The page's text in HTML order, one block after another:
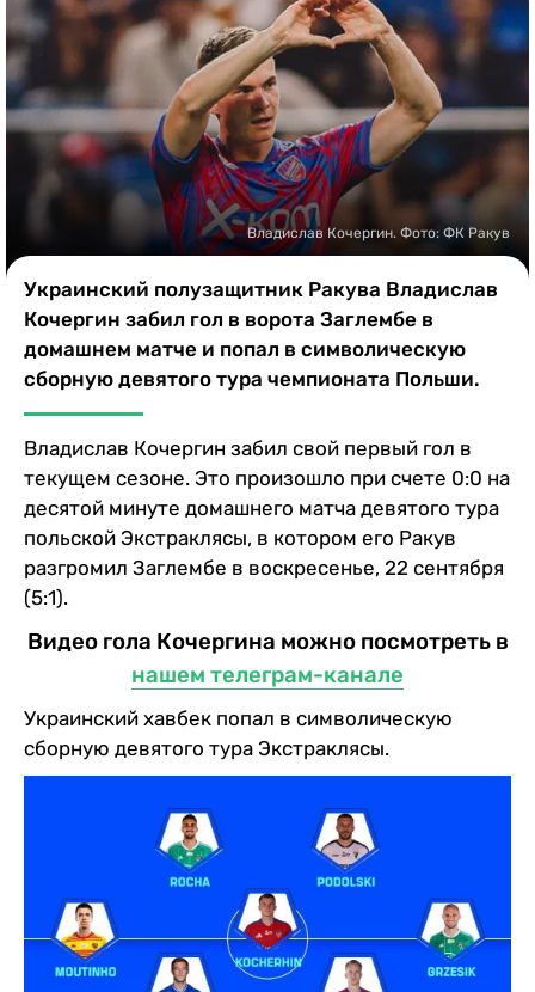
ЧЕ-2028
Букмекеры
Казино
Владислав Кочергин. Фото: ФК Ракув
Украинский полузащитник Ракува Владислав
Кочергин забил гол в ворота Заглембе в
домашнем матче и попал в символическую
сборную девятого тура чемпионата Польши.
Владислав Кочергин забил свой первый гол в
текущем сезоне. Это произошло при счете 0:0 на
десятой минуте домашнего матча девятого тура
польской Экстраклясы, в котором его Ракув
разгромил Заглембе в воскресенье, 22 сентября
(5:1).
Видео гола Кочергина можно посмотреть в
нашем телеграм-канале
Украинский хавбек попал в символическую
сборную девятого тура Экстраклясы.